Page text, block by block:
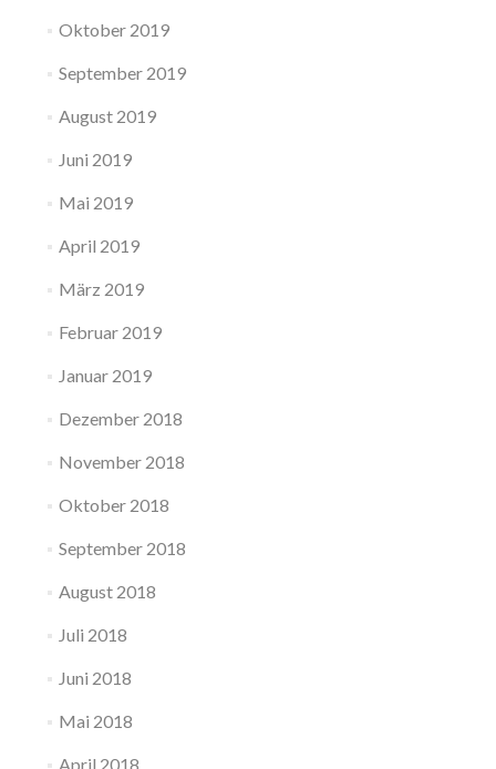
Oktober 2019
September 2019
August 2019
Juni 2019
Mai 2019
April 2019
März 2019
Februar 2019
Januar 2019
Dezember 2018
November 2018
Oktober 2018
September 2018
August 2018
Juli 2018
Juni 2018
Mai 2018
April 2018